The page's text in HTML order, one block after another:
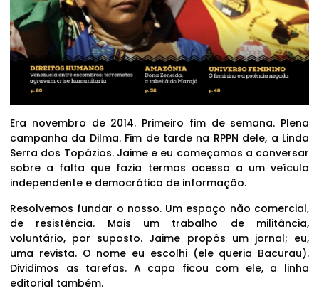
Era novembro de 2014. Primeiro fim de semana. Plena
campanha da Dilma. Fim de tarde na RPPN dele, a Linda
Serra dos Topázios. Jaime e eu começamos a conversar
sobre a falta que fazia termos acesso a um veículo
independente e democrático de informação.
Resolvemos fundar o nosso. Um espaço não comercial,
de resistência. Mais um trabalho de militância,
voluntário, por suposto. Jaime propôs um jornal; eu,
uma revista. O nome eu escolhi (ele queria Bacurau).
Dividimos as tarefas. A capa ficou com ele, a linha
editorial também.